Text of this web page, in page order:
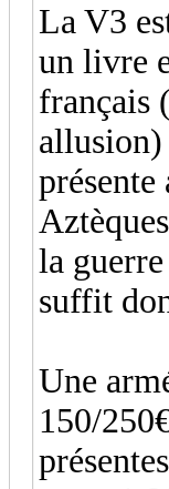
La V3
un livre
français
présente
la
suffit
Une
150/